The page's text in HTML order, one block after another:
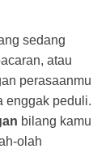
sedang
atau
perasaanmu
enggak peduli.
bilang kamu
olah